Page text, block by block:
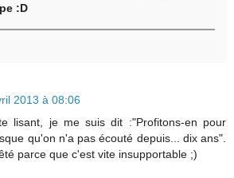
:D
2013 à 08:06
lisant, je me suis dit :"Profitons-en pour
qu'on n'a pas écouté depuis... dix ans".
parce que c'est vite insupportable ;)